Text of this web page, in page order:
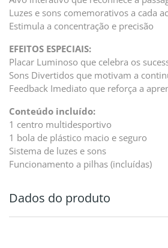
Luzes e sons comemorativos a cada
Estimula a concentração e precisão
EFEITOS ESPECIAIS:
Placar Luminoso que celebra os
Sons Divertidos que motivam a
Feedback Imediato que reforça a
Conteúdo incluído:
1 centro multidesportivo
1 bola de plástico macio e seguro
Sistema de luzes e sons
Funcionamento a pilhas (incluídas)
Dados do produto